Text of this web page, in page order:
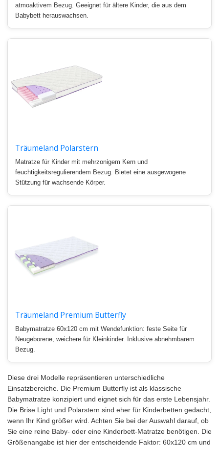
atmoaktivem Bezug. Geeignet für ältere Kinder, die aus dem
Babybett herauswachsen.
Träumeland Polarstern
Matratze für Kinder mit mehrzonigem Kern und
feuchtigkeitsregulierendem Bezug. Bietet eine ausgewogene
Stützung für wachsende Körper.
Träumeland Premium Butterfly
Babymatratze 60x120 cm mit Wendefunktion: feste Seite für
Neugeborene, weichere für Kleinkinder. Inklusive abnehmbarem
Bezug.
Diese drei Modelle repräsentieren unterschiedliche
Einsatzbereiche. Die Premium Butterfly ist als klassische
Babymatratze konzipiert und eignet sich für das erste Lebensjahr.
Die Brise Light und Polarstern sind eher für Kinderbetten gedacht,
wenn Ihr Kind größer wird. Achten Sie bei der Auswahl darauf, ob
Sie eine reine Baby- oder eine Kinderbett-Matratze benötigen. Die
Größenangabe ist hier der entscheidende Faktor: 60x120 cm und